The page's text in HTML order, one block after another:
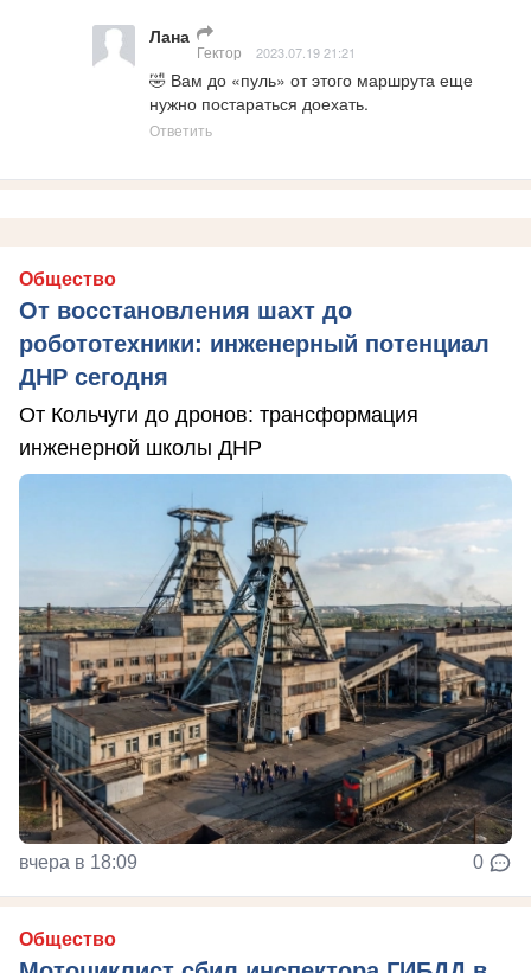
Лана
Гектор 2023.07.19 21:21
🤣 Вам до «пуль» от этого маршрута еще
нужно постараться доехать.
Ответить
Общество
От восстановления шахт до
робототехники: инженерный потенциал
ДНР сегодня
От Кольчуги до дронов: трансформация
инженерной школы ДНР
вчера в 18:09 0
Общество